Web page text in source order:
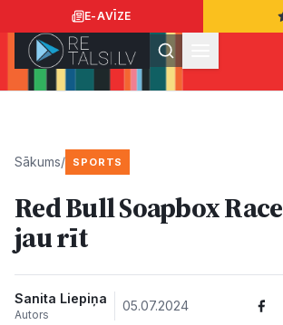
E-AVĪZE
Ziņas
Sākums/ SPORTS
Red Bull Soapbox
jau rīt
Sanita Liepiņa
Autors
05.07.2024